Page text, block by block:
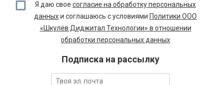
Я даю свое согласие на обработку персональных
данныхи соглашаюсь с условиями Политики ООО
«Шкулёв Диджитал Технологии» в отношении
обработки персональных данных
Подписка на рассылку